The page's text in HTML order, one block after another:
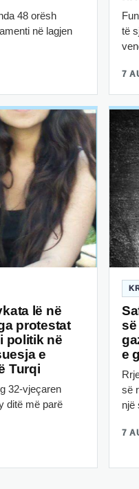
48 orësh
në lagjen
të
7
lë në
protestat
politik në
e
Turqi
32-vjeçaren
ditë më parë
së
e
së
një
7